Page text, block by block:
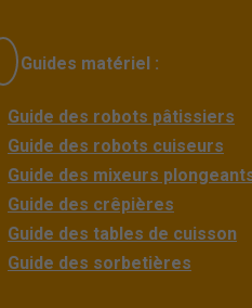
Guides matériel :
Guide des robots pâtissiers
Guide des robots cuiseurs
Guide des mixeurs
Guide des crêpières
Guide des tables de cuisson
Guide des sorbetières